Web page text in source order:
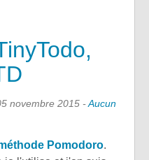
novembre 2015 -Aucun
Pomodoro.